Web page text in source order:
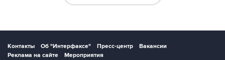
Контакты Об "Интерфаксе" Пресс-центр
Вакансии
Реклама на сайте
Мероприятия